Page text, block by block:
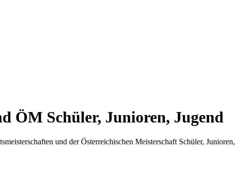
ÖM Schüler, Junioren, Jugend
und der Österreichischen Meisterschaft Schüler,